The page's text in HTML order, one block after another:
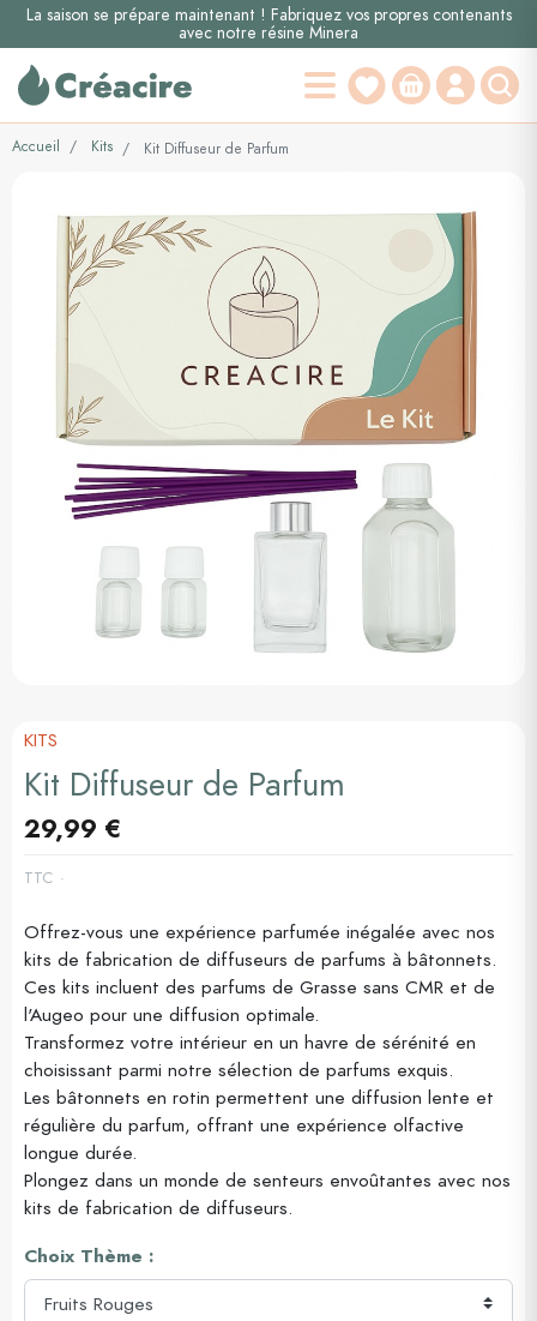
La saison se prépare maintenant ! Fabriquez vos propres contenants
avec notre résine Minera
Accueil Kits Kit Diffuseur de Parfum
KITS
Kit Diffuseur de Parfum
29,99 €
TTC
Offrez-vous une expérience parfumée inégalée avec nos
kits de fabrication de diffuseurs de parfums à bâtonnets.
Ces kits incluent des parfums de Grasse sans CMR et de
l'Augeo pour une diffusion optimale.
Transformez votre intérieur en un havre de sérénité en
choisissant parmi notre sélection de parfums exquis.
Les bâtonnets en rotin permettent une diffusion lente et
régulière du parfum, offrant une expérience olfactive
longue durée.
Plongez dans un monde de senteurs envoûtantes avec nos
kits de fabrication de diffuseurs.
Choix Thème :